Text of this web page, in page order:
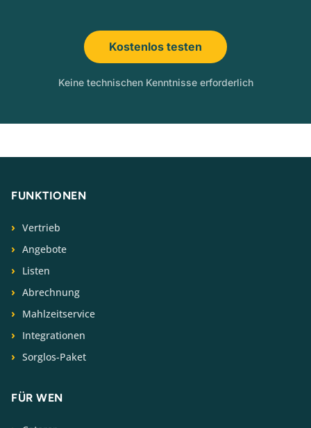
Kostenlos testen
Keine technischen Kenntnisse erforderlich
FUNKTIONEN
Vertrieb
Angebote
Listen
Abrechnung
Mahlzeitservice
Integrationen
Sorglos-Paket
FÜR WEN